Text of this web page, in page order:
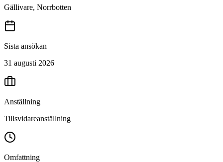
Gällivare, Norrbotten
Sista ansökan
31 augusti 2026
Anställning
Tillsvidareanställning
Omfattning